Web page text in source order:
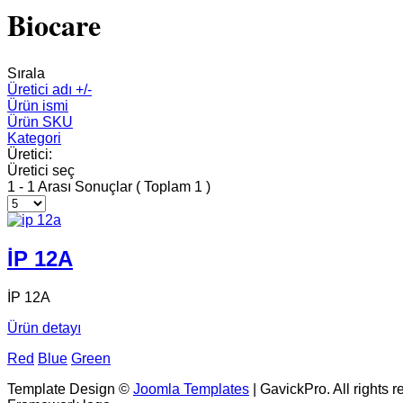
Biocare
Sırala
Üretici adı +/-
Ürün ismi
Ürün SKU
Kategori
Üretici:
Üretici seç
1 - 1 Arası Sonuçlar ( Toplam 1 )
İP 12A
İP 12A
Ürün detayı
Red Blue Green
Template Design © Joomla Templates | GavickPro. All rights